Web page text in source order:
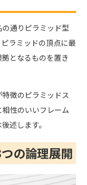
通りピラミッド型
ラミッドの頂点に最
となるものを置き
徴のピラミッドス
性のいいフレーム
述します。
の論理展開